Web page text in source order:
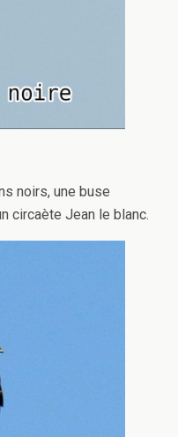
noirs, une buse
circaète Jean le blanc.